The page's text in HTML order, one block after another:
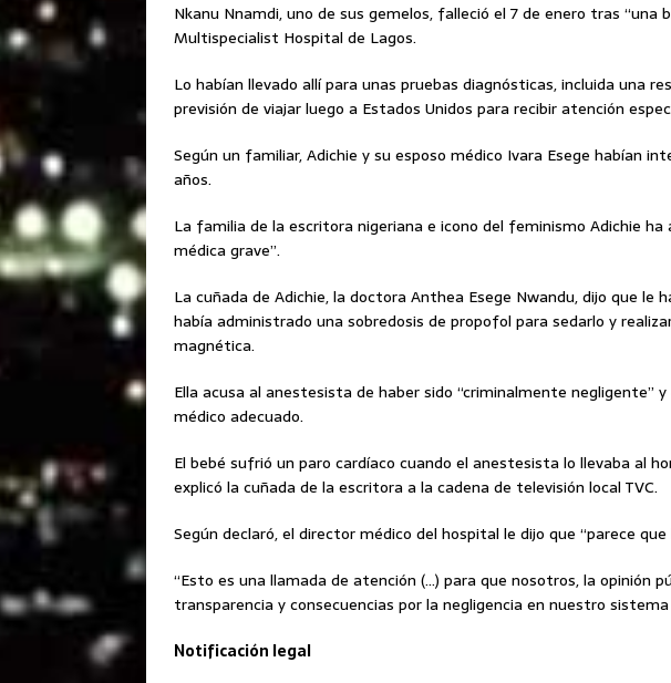
Nkanu Nnamdi, uno de sus gemelos, falleció el 7 de enero tras “una
Multispecialist Hospital de Lagos.
Lo habían llevado allí para unas pruebas diagnósticas, incluida una
previsión de viajar luego a Estados Unidos para recibir atención
Según un familiar, Adichie y su esposo médico Ivara Esege habían
años.
La familia de la escritora nigeriana e icono del feminismo Adichie ha
médica grave”.
La cuñada de Adichie, la doctora Anthea Esege Nwandu, dijo que le
había administrado una sobredosis de propofol para sedarlo y
magnética.
Ella acusa al anestesista de haber sido “criminalmente negligente”
médico adecuado.
El bebé sufrió un paro cardíaco cuando el anestesista lo llevaba al
explicó la cuñada de la escritora a la cadena de televisión local TVC.
Según declaró, el director médico del hospital le dijo que “parece
“Esto es una llamada de atención (…) para que nosotros, la opinión
transparencia y consecuencias por la negligencia en nuestro
Notificación legal